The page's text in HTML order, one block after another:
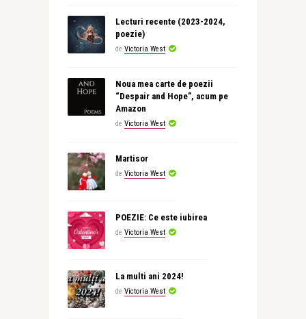
Lecturi recente (2023-2024,
poezie)
de Victoria West
Noua mea carte de poezii
“Despair and Hope”, acum pe
Amazon
de Victoria West
Martisor
de Victoria West
POEZIE: Ce este iubirea
de Victoria West
La multi ani 2024!
de Victoria West